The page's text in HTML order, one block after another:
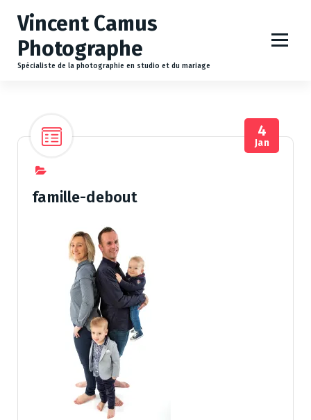
Vincent Camus
Photographe
Spécialiste de la photographie en studio et du mariage
4
Jan
famille-debout